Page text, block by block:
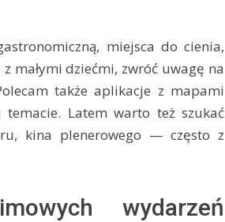
miejsca do cienia,
małymi dziećmi, zwróć uwagę na
także aplikacje z mapami
Latem warto też szukać
kina plenerowego — często z
wydarzeń